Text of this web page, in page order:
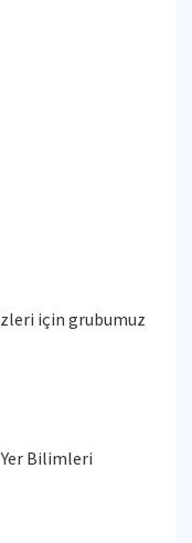
için grubumuz
Bilimleri